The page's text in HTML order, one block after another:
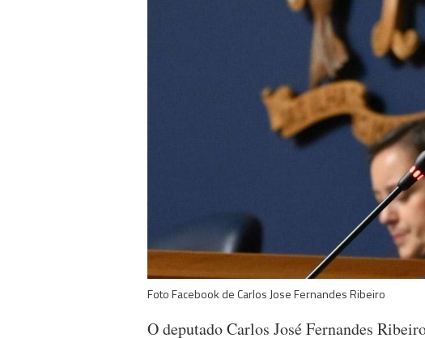
Foto Facebook de Carlos Jose Fernandes Ribeiro
O deputado Carlos José Fernandes